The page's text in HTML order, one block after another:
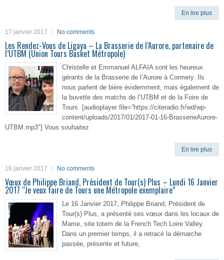
En lire plus
17 janvier 2017 No comments
Les Rendez-Vous de Ligaya – La Brasserie de l’Aurore, partenaire de
l’UTBM (Union Tours Basket Métropole)
Christelle et Emmanuel ALFAIA sont les heureux
gérants de la Brasserie de l’Aurore à Cormery. Ils
nous parlent de bière évidemment, mais également de
la buvette des matchs de l’UTBM et de la Foire de
Tours. [audioplayer file=”https://citeradio.fr/wd/wp-
content/uploads/2017/01/2017-01-16-BrasserieAurore-
UTBM.mp3″] Vous souhaitez
En lire plus
16 janvier 2017 No comments
Vœux de Philippe Briand, Président de Tour(s) Plus – Lundi 16 Janvier
2017 “Je veux faire de Tours une Métropole exemplaire”
Le 16 Janvier 2017, Philippe Briand, Président de
Tour(s) Plus, a présenté ses vœux dans les locaux de
Mame, site totem de la French Tech Loire Valley.
Dans un premier temps, il a retracé la démarche
passée, présente et future,